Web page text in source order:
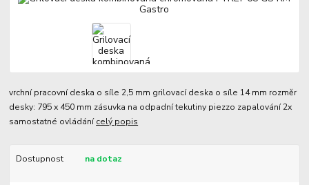
vrchní pracovní deska o síle 2,5 mm grilovací deska o síle 14 mm rozměr
desky: 795 x 450 mm zásuvka na odpadní tekutiny piezzo zapalování 2x
samostatné ovládánícelý popis
Dostupnost na dotaz